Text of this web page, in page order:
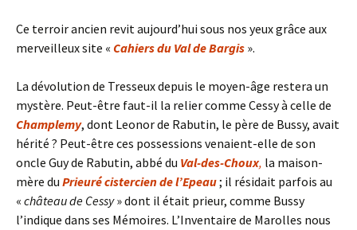
Ce terroir ancien revit aujourd’hui sous nos yeux grâce aux
merveilleux site « Cahiers du Val de Bargis ».
La dévolution de Tresseux depuis le moyen-âge restera un
mystère. Peut-être faut-il la relier comme Cessy à celle de
Champlemy, dont Leonor de Rabutin, le père de Bussy, avait
hérité ? Peut-être ces possessions venaient-elle de son
oncle Guy de Rabutin, abbé du Val-des-Choux, la maison-
mère du Prieuré cistercien de l’Epeau; il résidait parfois au
« château de Cessy» dont il était prieur, comme Bussy
l’indique dans ses Mémoires. L’Inventaire de Marolles nous